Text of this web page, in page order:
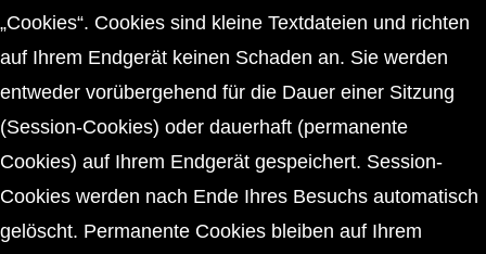
„Cookies“. Cookies sind kleine Textdateien und richten
auf Ihrem Endgerät keinen Schaden an. Sie werden
entweder vorübergehend für die Dauer einer Sitzung
(Session-Cookies) oder dauerhaft (permanente
Cookies) auf Ihrem Endgerät gespeichert. Session-
Cookies werden nach Ende Ihres Besuchs automatisch
gelöscht. Permanente Cookies bleiben auf Ihrem